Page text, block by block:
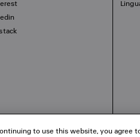
to use this website, you agree